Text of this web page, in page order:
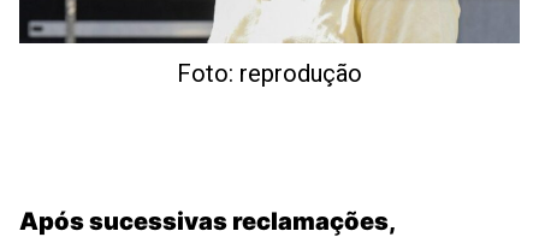
Foto: reprodução
Após sucessivas reclamações,